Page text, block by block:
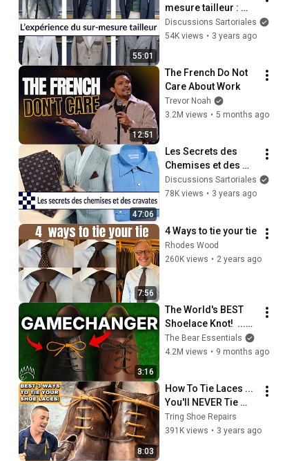
55:01
mesure tailleur :
entretien avec
Julien Scavini
Discussions Sartoriales
54K views • 3 years ago
12:51
The French Do Not
Care About Work
Trevor Noah
3.2M views • 5 months ago
47:06
Les Secrets des
Chemises et des
Cravates !
Discussions Sartoriales
78K views • 3 years ago
7:56
4 Ways to tie your tie
Rhodes Wood
260K views • 2 years ago
3:16
The World's BEST
Shoelace Knot!  ...
[The Berluti Knot]
The Bear Essentials
4.2M views • 9 months ago
8:03
How To Tie Laces ...
You'll NEVER Tie
Your Laces The
Same Again!
Tring Shoe Repairs
391K views • 3 years ago